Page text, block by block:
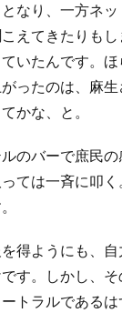
なり、一方ネ
えてきたりも
いたんです。
ったのは、麻
かな、と。
のバーで庶民
ては一斉に叩
得ようにも、
す。しかし、
トラルである